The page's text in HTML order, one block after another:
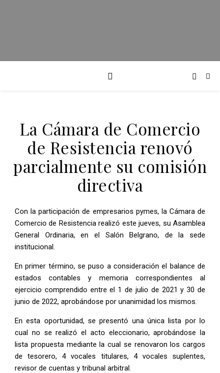
La Cámara de Comercio
de Resistencia renovó
parcialmente su comisión
directiva
Con la participación de empresarios pymes, la Cámara de
Comercio de Resistencia realizó este jueves, su Asamblea
General Ordinaria, en el Salón Belgrano, de la sede
institucional.
En primer término, se puso a consideración el balance de
estados contables y memoria correspondientes al
ejercicio comprendido entre el 1 de julio de 2021 y 30 de
junio de 2022, aprobándose por unanimidad los mismos.
En esta oportunidad, se presentó una única lista por lo
cual no se realizó el acto eleccionario, aprobándose la
lista propuesta mediante la cual se renovaron los cargos
de tesorero, 4 vocales titulares, 4 vocales suplentes,
revisor de cuentas y tribunal arbitral.